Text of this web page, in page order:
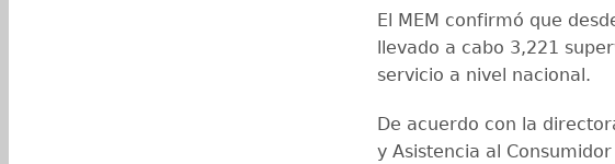
El MEM confirmó que
llevado a cabo 3,221
servicio a nivel nacional.
De acuerdo con la
y Asistencia al